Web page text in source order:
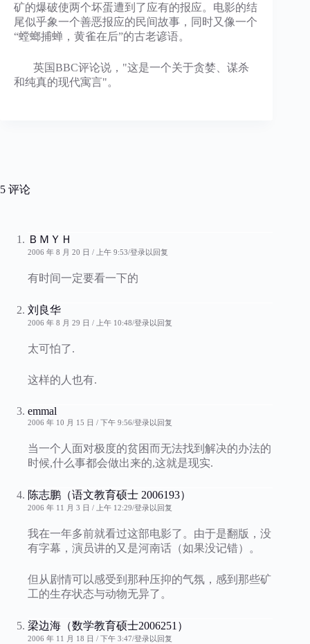
矿的爆破使两个坏蛋遭到了应有的报应。电影的结
尾似乎象一个善恶报应的民间故事，同时又像一个
“螳螂捕蝉，黄雀在后”的古老谚语。
英国BBC评论说，"这是一个关于贪婪、谋杀
和纯真的现代寓言"。
5 评论
ＢＭＹＨ
2006 年 8 月 20 日 / 上午 9:53 登录以回复
有时间一定要看一下的
刘良华
2006 年 8 月 29 日 / 上午 10:48 登录以回复
太可怕了.
这样的人也有.
emmal
2006 年 10 月 15 日 / 下午 9:56 登录以回复
当一个人面对极度的贫困而无法找到解决的办法的
时候,什么事都会做出来的,这就是现实.
陈志鹏（语文教育硕士 2006193）
2006 年 11 月 3 日 / 上午 12:29 登录以回复
我在一年多前就看过这部电影了。由于是翻版，没
有字幕，演员讲的又是河南话（如果没记错）。
但从剧情可以感受到那种压抑的气氛，感到那些矿
工的生存状态与动物无异了。
梁边海（数学教育硕士2006251）
2006 年 11 月 18 日 / 下午 3:47 登录以回复